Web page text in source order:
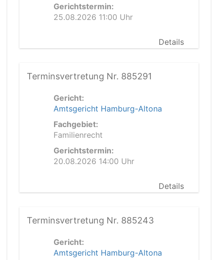
Gerichtstermin:
25.08.2026 11:00 Uhr
Details
Terminsvertretung Nr. 885291
Gericht:
Amtsgericht Hamburg-Altona
Fachgebiet:
Familienrecht
Gerichtstermin:
20.08.2026 14:00 Uhr
Details
Terminsvertretung Nr. 885243
Gericht:
Amtsgericht Hamburg-Altona